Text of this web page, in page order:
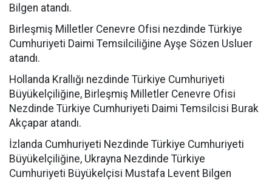
Bilgen atandı.
Birleşmiş Milletler Cenevre Ofisi nezdinde Türkiye
Cumhuriyeti Daimi Temsilciliğine Ayşe Sözen Usluer
atandı.
Hollanda Krallığı nezdinde Türkiye Cumhuriyeti
Büyükelçiliğine, Birleşmiş Milletler Cenevre Ofisi
Nezdinde Türkiye Cumhuriyeti Daimi Temsilcisi Burak
Akçapar atandı.
İzlanda Cumhuriyeti Nezdinde Türkiye Cumhuriyeti
Büyükelçiliğine, Ukrayna Nezdinde Türkiye
Cumhuriyeti Büyükelçisi Mustafa Levent Bilgen